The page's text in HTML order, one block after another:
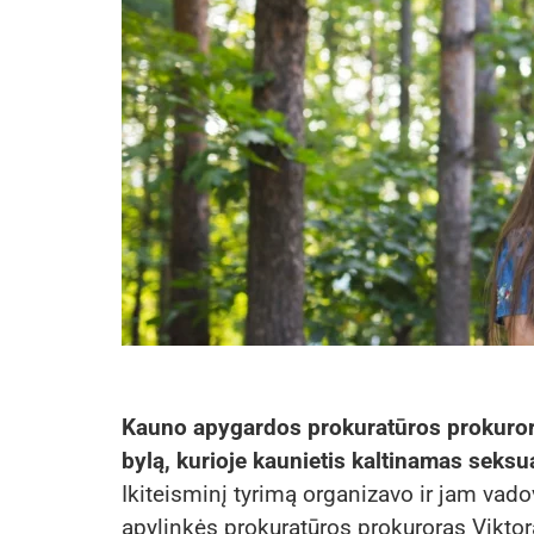
Kauno apygardos prokuratūros
bylą, kurioje kaunietis kaltinamas
Ikiteisminį tyrimą organizavo ir jam
apylinkės prokuratūros prokuroras